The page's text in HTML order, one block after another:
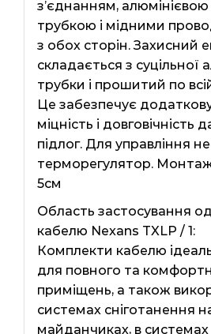
з’єднанням,
трубкою і мідними
з обох сторін. Захисний
складається з суцільної
трубки і прошитий по
Це забезпечує
міцність і довговічність
підлог. Для управління
терморегулятор.
5см
Область застосування
кабелю Nexans TXLP / 1:
Комплекти кабелю
для повного та
приміщень, а також
системах сніготанення
майданчиках, в системах